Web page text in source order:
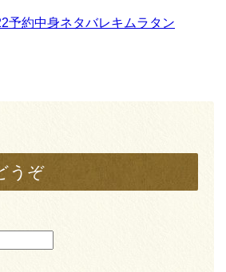
予約中身ネタバレキムラタン
うぞ